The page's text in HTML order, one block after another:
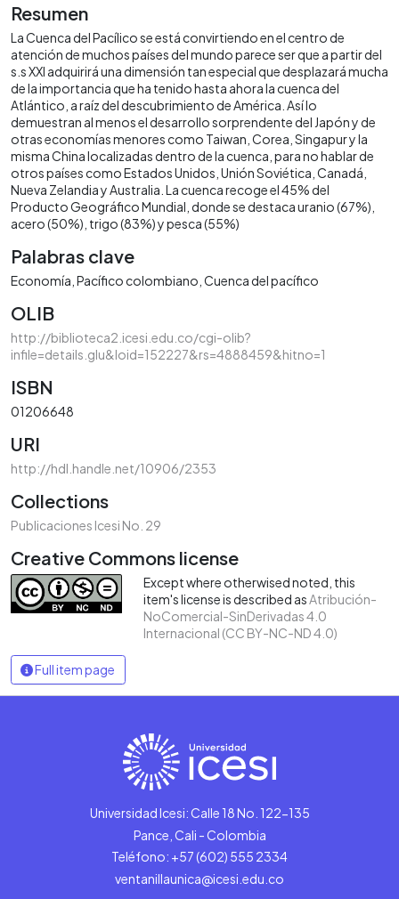
Resumen
La Cuenca del Pacílico se está convirtiendo en el centro de
atención de muchos países del mundo parece ser que a partir del
s.s XXI adquirirá una dimensión tan especial que desplazará mucha
de la importancia que ha tenido hasta ahora la cuenca del
Atlántico, a raíz del descubrimiento de América. Así lo
demuestran al menos el desarrollo sorprendente del Japón y de
otras economías menores como Taiwan, Corea, Singapur y la
misma China localizadas dentro de la cuenca, para no hablar de
otros países como Estados Unidos, Unión Soviética, Canadá,
Nueva Zelandia y Australia. La cuenca recoge el 45% del
Producto Geográfico Mundial, donde se destaca uranio (67%),
acero (50%), trigo (83%) y pesca (55%)
Palabras clave
Economía Pacífico colombiano Cuenca del pacífico
OLIB
http://biblioteca2.icesi.edu.co/cgi-olib?
infile=details.glu&loid=152227&rs=4888459&hitno=1
ISBN
01206648
URI
http://hdl.handle.net/10906/2353
Collections
Publicaciones Icesi No. 29
Creative Commons license
Except where otherwised noted, this
item's license is described asAtribución-
NoComercial-SinDerivadas 4.0
Internacional (CC BY-NC-ND 4.0)
Full item page
Universidad Icesi: Calle 18 No. 122-135
Pance, Cali - Colombia
Teléfono: +57 (602) 555 2334
ventanillaunica@icesi.edu.co